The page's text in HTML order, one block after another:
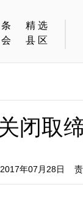
精选
县区
闭取
年07月28日 责